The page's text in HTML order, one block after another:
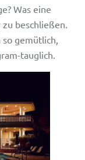
Was eine
beschließen.
gemütlich,
tauglich.